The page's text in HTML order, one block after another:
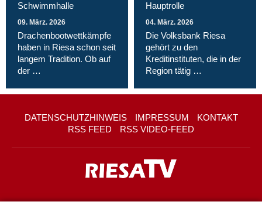
Schwimmhalle
09. März. 2026
Drachenbootwettkämpfe
haben in Riesa schon seit
langem Tradition. Ob auf
der …
Hauptrolle
04. März. 2026
Die Volksbank Riesa
gehört zu den
Kreditinstituten, die in der
Region tätig …
DATENSCHUTZHINWEIS IMPRESSUM
KONTAKT
RSS FEED
RSS VIDEO-FEED